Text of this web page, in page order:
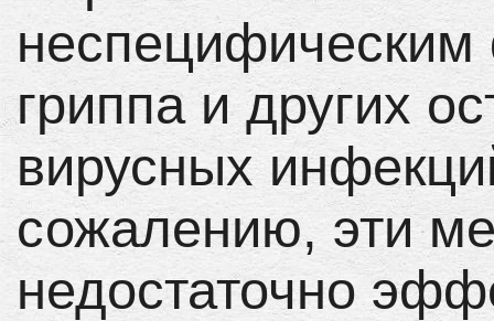
гриппа и других
вирусных
сожалению, эти
недостаточно